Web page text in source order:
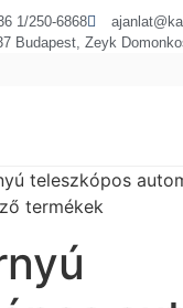
1/250-6868
Budapest, Zeyk
teleszkópos
termékek